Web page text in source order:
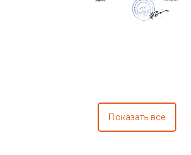
Показать все